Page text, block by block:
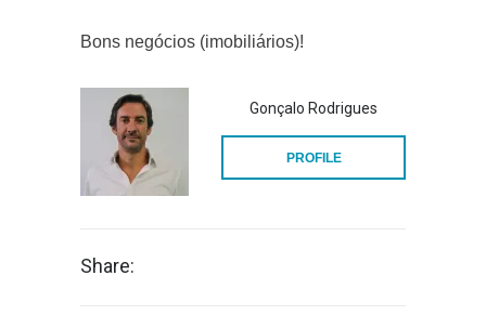
Bons negócios (imobiliários)!
Gonçalo Rodrigues
PROFILE
Share: